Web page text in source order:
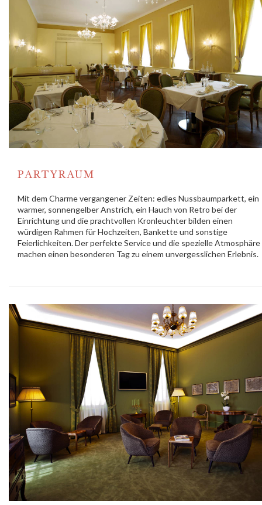
PARTYRAUM
Mit dem Charme vergangener Zeiten: edles Nussbaumparkett, ein
warmer, sonnengelber Anstrich, ein Hauch von Retro bei der
Einrichtung und die prachtvollen Kronleuchter bilden einen
würdigen Rahmen für Hochzeiten, Bankette und sonstige
Feierlichkeiten. Der perfekte Service und die spezielle Atmosphäre
machen einen besonderen Tag zu einem unvergesslichen Erlebnis.